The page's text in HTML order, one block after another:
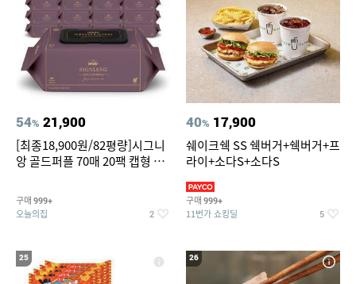
54% 21,900
[최종18,900원/82평량]시그니
앙 골드퍼플 70매 20팩 캡형 아
구매 999+
오늘의집 2
40% 17,900
쉐이크쉑 SS 쉑버거+쉑버거+프
라이+소다S+소다S
구매 999+
11번가 쇼킹딜 5
25 26